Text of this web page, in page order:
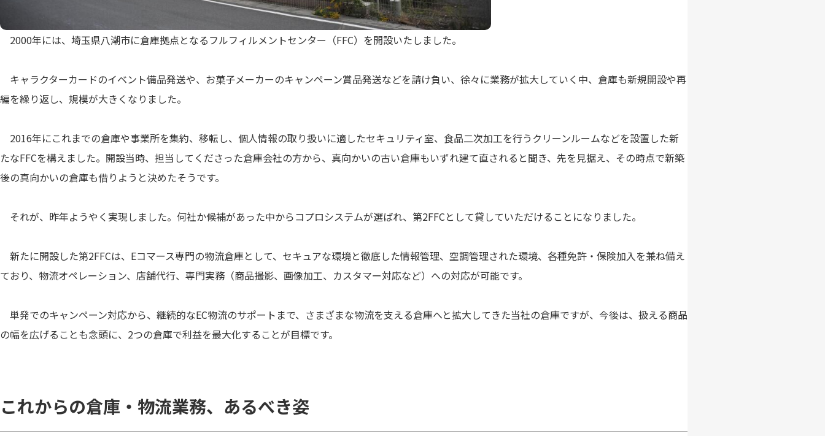
2000年には、埼玉県八潮市に倉庫拠点となるフルフィルメントセンター（FFC）を開設いたしました。
キャラクターカードのイベント備品発送や、お菓子メーカーのキャンペーン賞品発送などを請け負い、徐々に業務が拡大していく中、倉庫も新規開設や再
編を繰り返し、規模が大きくなりました。
2016年にこれまでの倉庫や事業所を集約、移転し、個人情報の取り扱いに適したセキュリティ室、食品二次加工を行うクリーンルームなどを設置した新
たなFFCを構えました。開設当時、担当してくださった倉庫会社の方から、真向かいの古い倉庫もいずれ建て直されると聞き、先を見据え、その時点で新築
後の真向かいの倉庫も借りようと決めたそうです。
それが、昨年ようやく実現しました。何社か候補があった中からコプロシステムが選ばれ、第2FFCとして貸していただけることになりました。
新たに開設した第2FFCは、Eコマース専門の物流倉庫として、セキュアな環境と徹底した情報管理、空調管理された環境、各種免許・保険加入を兼ね備え
ており、物流オペレーション、店舗代行、専門実務（商品撮影、画像加工、カスタマー対応など）への対応が可能です。
単発でのキャンペーン対応から、継続的なEC物流のサポートまで、さまざまな物流を支える倉庫へと拡大してきた当社の倉庫ですが、今後は、扱える商品
の幅を広げることも念頭に、2つの倉庫で利益を最大化することが目標です。
これからの倉庫・物流業務、あるべき姿